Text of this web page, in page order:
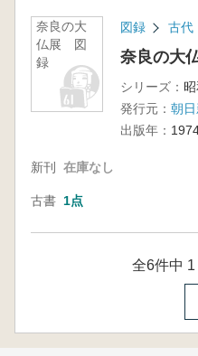
奈良の大
仏展 図
録
図録 古代
奈良の大
シリーズ：
発行元： 朝
出版年：
新刊 在庫なし
古書 1点
全6件中